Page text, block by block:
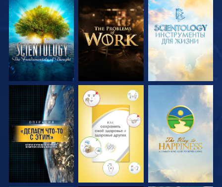
СМОТРЕТЬ
ПЕРЕДАЧИ
СМОТРЕТЬ
ПЕРЕДАЧИ
СМОТРЕТЬ
ПЕРЕДАЧИ
СМОТРЕТЬ СМОТРЕТЬ СМОТРЕТЬ